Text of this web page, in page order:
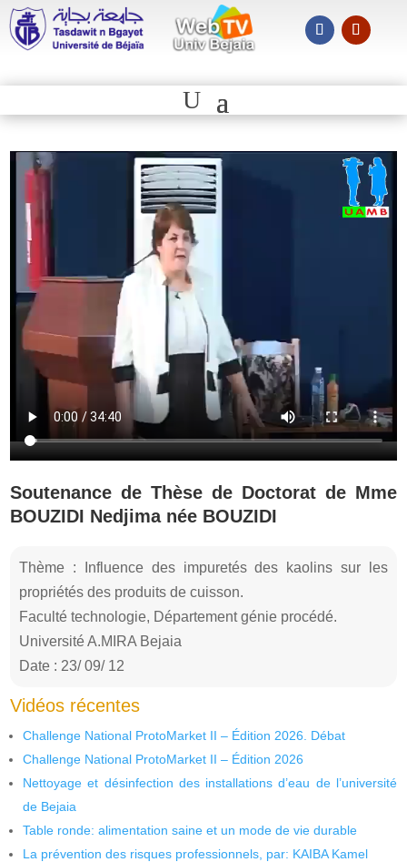
Soutenance de Thèse de Doctorat de Mme
BOUZIDI Nedjima née BOUZIDI
Thème : Influence des impuretés des kaolins sur les
propriétés des produits de cuisson.
Faculté technologie, Département génie procédé.
Université A.MIRA Bejaia
Date : 23/ 09/ 12
Vidéos récentes
Challenge National ProtoMarket II – Édition 2026. Débat
Challenge National ProtoMarket II – Édition 2026
Nettoyage et désinfection des installations d’eau de l’université
de Bejaia
Table ronde: alimentation saine et un mode de vie durable
La prévention des risques professionnels, par: KAIBA Kamel